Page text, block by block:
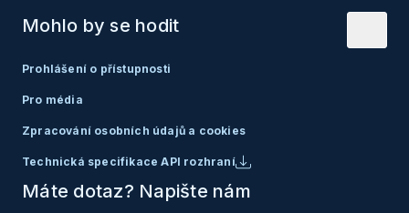
Mohlo by se hodit
Prohlášení o přístupnosti
Pro média
Zpracování osobních údajů a cookies
Technická specifikace API rozhraní
Máte dotaz? Napište nám